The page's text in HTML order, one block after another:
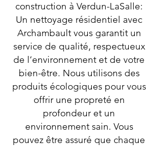
construction à Verdun-LaSalle:
Un nettoyage résidentiel avec
Archambault vous garantit un
service de qualité, respectueux
de l’environnement et de votre
bien-être. Nous utilisons des
produits écologiques pour vous
offrir une propreté en
profondeur et un
environnement sain. Vous
pouvez être assuré que chaque